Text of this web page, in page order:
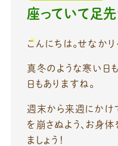
座っていて足
こんにちは。せなか
真冬のような寒い日
日もありますね。
週末から来週にかけ
を崩さぬよう、お身
ましょう！